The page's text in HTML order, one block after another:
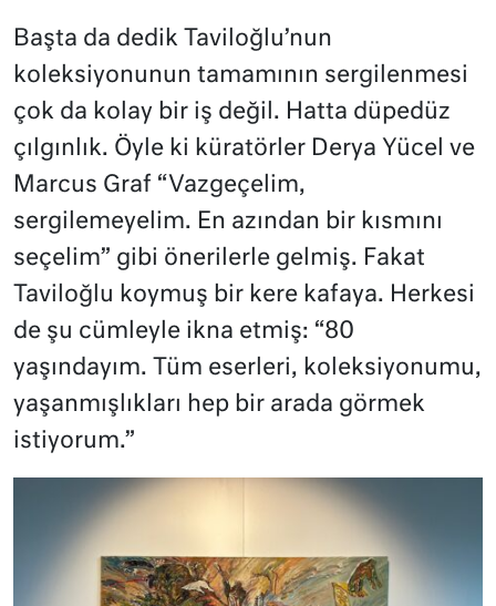
Başta da dedik Taviloğlu’nun
koleksiyonunun tamamının sergilenmesi
çok da kolay bir iş değil. Hatta düpedüz
çılgınlık. Öyle ki küratörler Derya Yücel ve
Marcus Graf “Vazgeçelim,
sergilemeyelim. En azından bir kısmını
seçelim” gibi önerilerle gelmiş. Fakat
Taviloğlu koymuş bir kere kafaya. Herkesi
de şu cümleyle ikna etmiş: “80
yaşındayım. Tüm eserleri, koleksiyonumu,
yaşanmışlıkları hep bir arada görmek
istiyorum.”